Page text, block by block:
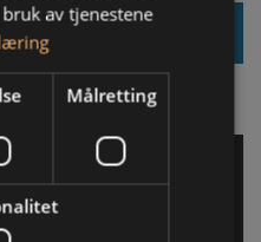
personforsikring
av tjenestene
Målretting